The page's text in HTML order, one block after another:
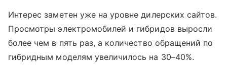
Интерес заметен уже на уровне дилерских сайтов.
Просмотры электромобилей и гибридов выросли
более чем в пять раз, а количество обращений по
гибридным моделям увеличилось на 30–40%.